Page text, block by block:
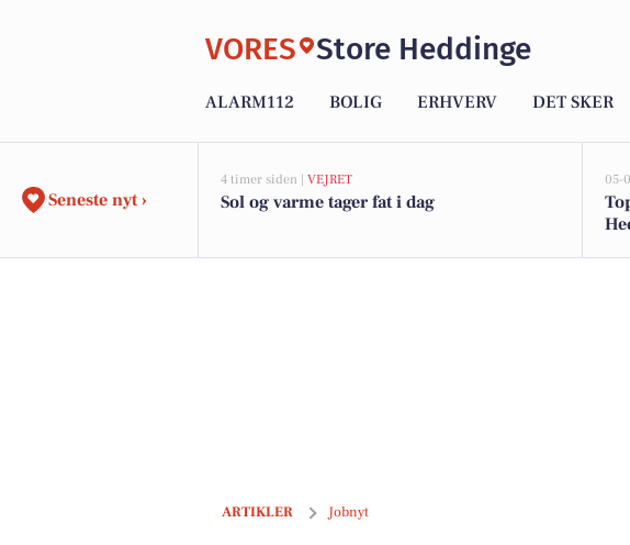
VORES Store Heddinge
ALARM112 BOLIG ERHVERV DET SKER
Seneste nyt ›
4 timer siden | VEJRET
Sol og varme tager fat i dag
05-
ARTIKLER Jobnyt
Bliv medansvarlig for slagterafdelingen i en dynamisk A-